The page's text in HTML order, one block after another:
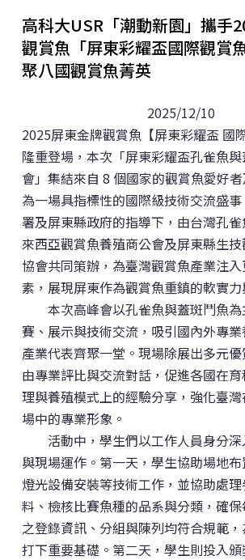
2023年
2021年
2020年
USR Hub 種子團隊
潮動新園，鏈結高屏觀賞水族人
再造楠西．以歌聲守護社
鄰家好漁跨國合作地方創
以公共服務需求為導向之車輛維修改
人才培育行動計畫
高科大USR「潮動新園」攜手
觀賞魚「屏東彩耀盃國際觀賞
聚八國觀賞魚菁英
2025/12/10
2025屏東金牌觀賞魚【屏東彩耀盃 國
隆重登場，本次「屏東彩耀盃孔雀魚
會」集結來自 8 個國家的觀賞魚愛好
為一場具指標性的國際級技術交流盛
署及屏東縣政府的指導下，由台灣孔
來西亞觀賞魚養殖商公會及屏東縣生
協會共同策辦，為臺灣觀賞魚產業注
素，展現屏東作為觀賞魚重鎮的軟實力
本次高峰會以孔雀魚與蓋斑鬥魚為
賽、展示與技術交流，吸引國內外專
產業代表齊聚一堂。現場除展出多元
由專業評比與交流對話，促進各國在
理與養殖模式上的經驗分享，強化臺
場中的專業形象。
活動中，學生們以工作人員身分深
與現場運作。第一天，學生協助場地
燈光設備安裝等技術工作，並協助處
料、檢核比賽魚種的品系與分類，確
之登錄資訊、分組與陳列均符合規範
打下重要基礎。第二天，學生則投入